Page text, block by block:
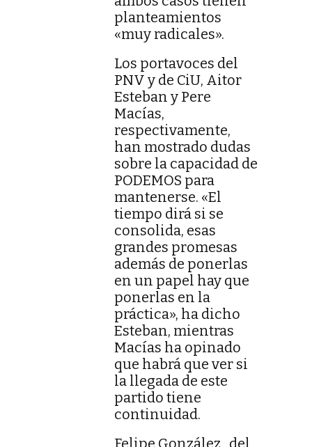
planteamientos
«muy radicales».
Los portavoces del
PNV y de CiU, Aitor
Esteban y Pere
Macías,
respectivamente,
han mostrado dudas
sobre la capacidad de
PODEMOS para
mantenerse. «El
tiempo dirá si se
consolida, esas
grandes promesas
además de ponerlas
en un papel hay que
ponerlas en la
práctica», ha dicho
Esteban, mientras
Macías ha opinado
que habrá que ver si
la llegada de este
partido tiene
continuidad.
Felipe González, del